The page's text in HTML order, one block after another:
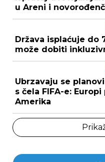
u Areni i
Država isplaćuje do
može dobiti
Ubrzavaju se
s čela FIFA-e:
Amerika